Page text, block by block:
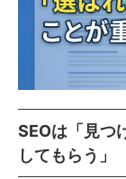
SEOは「見つ
してもらう」